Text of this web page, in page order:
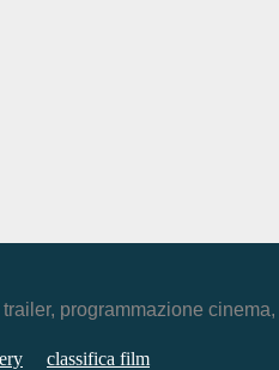
programmazione
classifica film